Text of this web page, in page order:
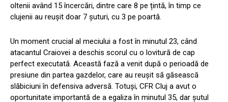
oltenii având 15 încercări, dintre care 8 pe țintă, în timp ce
clujenii au reușit doar 7 șuturi, cu 3 pe poartă.
Un moment crucial al meciului a fost în minutul 23, când
atacantul Craiovei a deschis scorul cu o lovitură de cap
perfect executată. Această fază a venit după o perioadă de
presiune din partea gazdelor, care au reușit să găsească
slăbiciuni în defensiva adversă. Totuși, CFR Cluj a avut o
oportunitate importantă de a egaliza în minutul 35, dar șutul